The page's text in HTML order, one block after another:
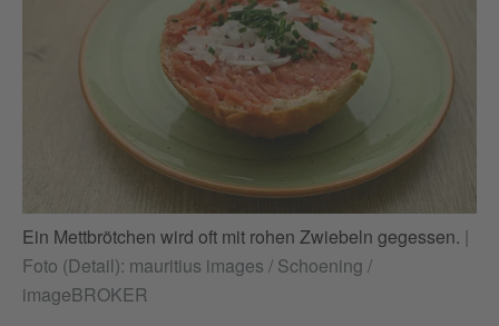
Ein Mettbrötchen wird oft mit rohen Zwiebeln gegessen. |
Foto (Detail): mauritius images / Schoening /
imageBROKER